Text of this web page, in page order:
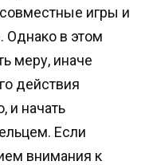
игры и
Однако в этом
меру, иначе
действия
и начать
Если
внимания к